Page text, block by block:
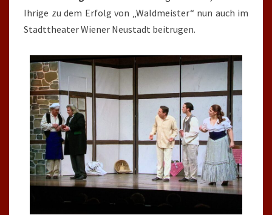
Ihrige zu dem Erfolg von „Waldmeister“ nun auch im
Stadttheater Wiener Neustadt beitrugen.